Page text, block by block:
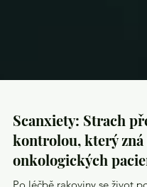
Scanxiety: Strach
kontrolou, který zná